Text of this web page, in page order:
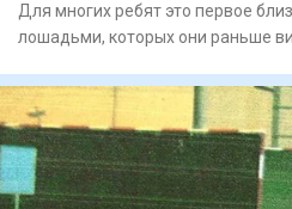
Для многих ребят это первое
лошадьми, которых они раньше